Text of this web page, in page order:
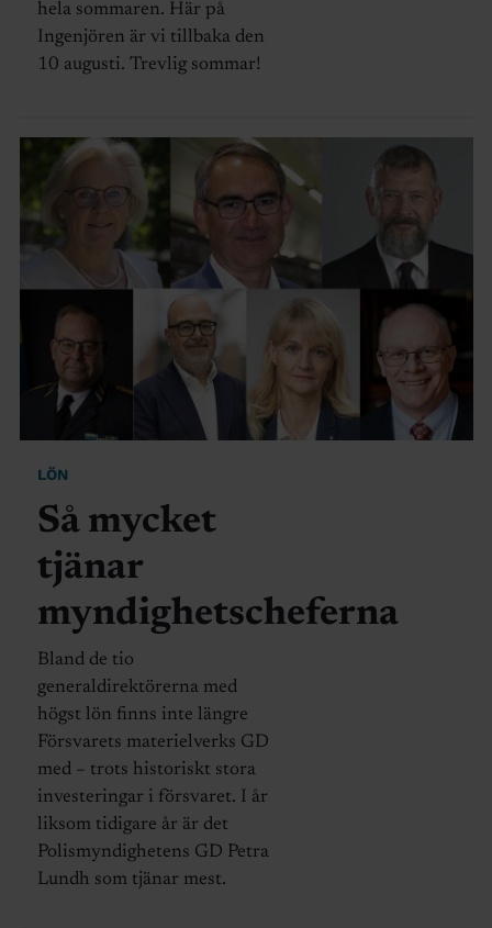
hela sommaren. Här på
Ingenjören är vi tillbaka den
10 augusti. Trevlig sommar!
LÖN
Så mycket
tjänar
myndighetscheferna
Bland de tio
generaldirektörerna med
högst lön finns inte längre
Försvarets materielverks GD
med – trots historiskt stora
investeringar i försvaret. I år
liksom tidigare år är det
Polismyndighetens GD Petra
Lundh som tjänar mest.